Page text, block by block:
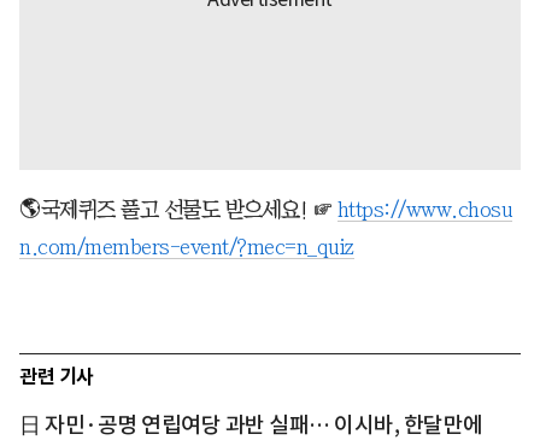
🌎국제퀴즈 풀고 선물도 받으세요! ☞ https://www.chosu
n.com/members-event/?mec=n_quiz
관련 기사
日 자민·공명 연립여당 과반 실패… 이시바, 한달만에